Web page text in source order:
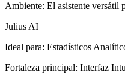
Ambiente: El asistente versátil
Julius AI
Ideal para: Estadísticos
Fortaleza principal: Interfaz